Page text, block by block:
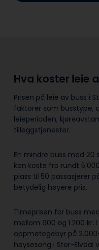
Hva koster leie
Prisen på leie av buss i
faktorer som busstype,
leieperioden,
tilleggstjenester.
En mindre buss med 20
kan koste fra rundt
plass til 50 passasjerer
betydelig høyere pris.
Timeprisen for buss
mellom 900 og 1.200
oppmøtegebyr på
høysesong i Stor-Elvdal